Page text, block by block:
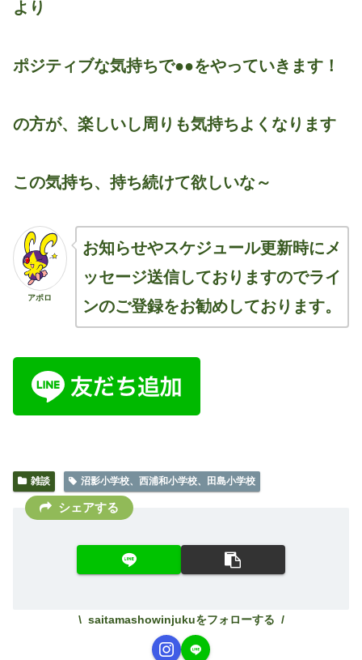
より
ポジティブな気持ちで●●をやっていきます！
の方が、楽しいし周りも気持ちよくなります
この気持ち、持ち続けて欲しいな～
アポロ
お知らせやスケジュール更新時にメ
ッセージ送信しておりますのでライ
ンのご登録をお勧めしております。
雑談 沼影小学校、西浦和小学校、田島小学校
シェアする
saitamashowinjukuをフォローする